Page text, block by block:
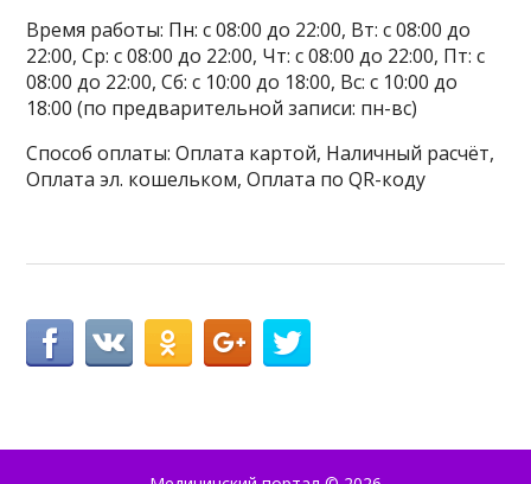
Время работы: Пн: с 08:00 до 22:00, Вт: с 08:00 до
22:00, Ср: с 08:00 до 22:00, Чт: с 08:00 до 22:00, Пт: с
08:00 до 22:00, Сб: с 10:00 до 18:00, Вс: с 10:00 до
18:00 (по предварительной записи: пн-вс)
Способ оплаты: Оплата картой, Наличный расчёт,
Оплата эл. кошельком, Оплата по QR-коду